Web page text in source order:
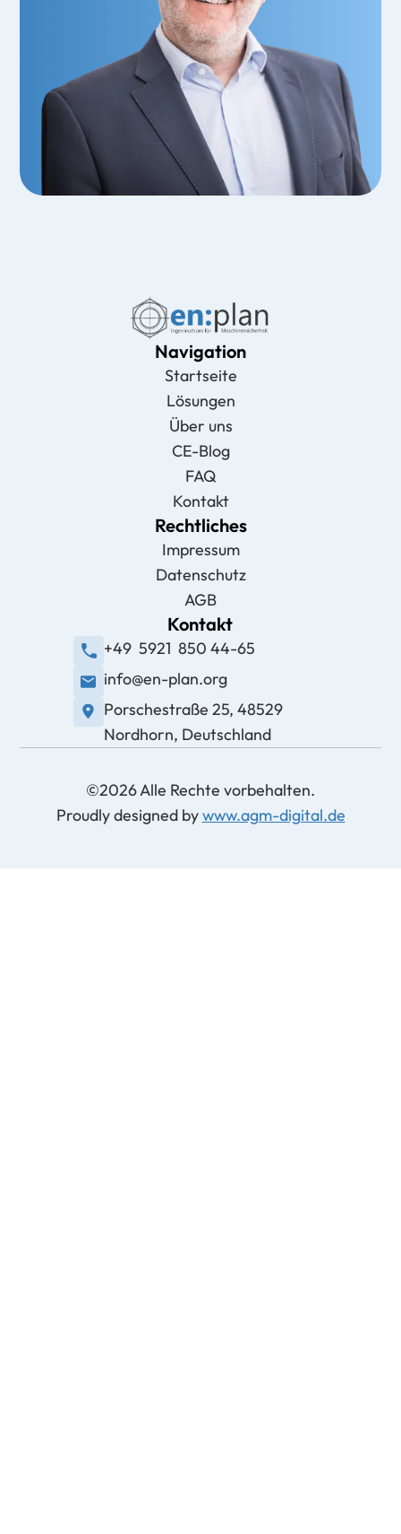
Navigation
Startseite
Lösungen
Über uns
CE-Blog
FAQ
Kontakt
Rechtliches
Impressum
Datenschutz
AGB
Kontakt
+49 5921 850 44-65
info@en-plan.org
Porschestraße 25, 48529
Nordhorn, Deutschland
©2026 Alle Rechte vorbehalten.
Proudly designed bywww.agm-digital.de